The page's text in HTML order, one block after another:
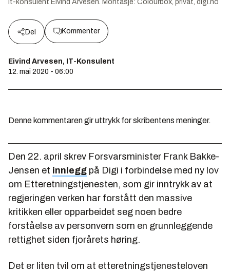
it-konsulent Eivind Arvesen. Montasje: Colourbox, privat, digi.no
Del Kommenter
Eivind Arvesen, IT-Konsulent
12. mai 2020 - 06:00
Denne kommentaren gir uttrykk for skribentens meninger.
Den 22. april skrev Forsvarsminister Frank Bakke-
Jensen et innlegg på Digi i forbindelse med ny lov
om Etteretningstjenesten, som gir inntrykk av at
regjeringen verken har forstått den massive
kritikken eller opparbeidet seg noen bedre
forståelse av personvern som en grunnleggende
rettighet siden fjorårets høring.
Det er liten tvil om at etteretningstjenesteloven